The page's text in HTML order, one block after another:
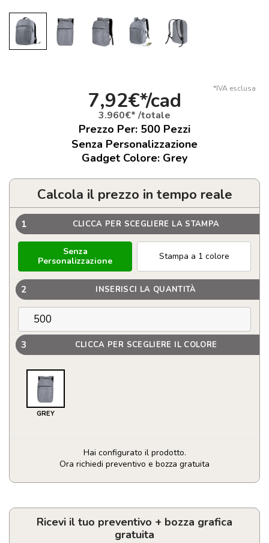
*IVA esclusa
7,92€*/cad
3.960€* /totale
Prezzo Per: 500 Pezzi
Senza Personalizzazione
Gadget Colore: Grey
Calcola il prezzo in tempo reale
1 CLICCA PER SCEGLIERE LA STAMPA
Senza
Personalizzazione
Stampa a 1 colore
2 INSERISCI LA QUANTITÀ
3 CLICCA PER SCEGLIERE IL COLORE
GREY
Hai configurato il prodotto.
Ora richiedi preventivo e bozza gratuita
Zaino
taccheggio
Personalizzabile
Ricevi il tuo preventivo + bozza grafica
gratuita